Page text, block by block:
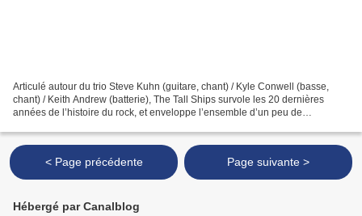
Articulé autour du trio Steve Kuhn (guitare, chant) / Kyle Conwell (basse,
chant) / Keith Andrew (batterie), The Tall Ships survole les 20 dernières
années de l’histoire du rock, et enveloppe l’ensemble d’un peu de
< Page précédente Page suivante >
Hébergé par Canalblog